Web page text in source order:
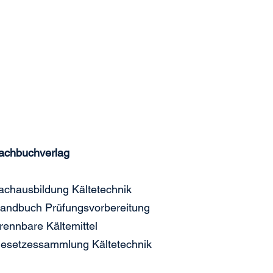
Kältetechnik
Prüfungsvorbereitung
Kältemittel
Kältetechnik